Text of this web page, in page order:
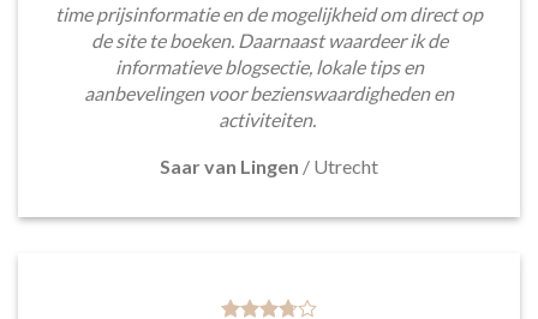
time prijsinformatie en de mogelijkheid om direct op
de site te boeken. Daarnaast waardeer ik de
informatieve blogsectie, lokale tips en
aanbevelingen voor bezienswaardigheden en
activiteiten.
Saar van Lingen / Utrecht